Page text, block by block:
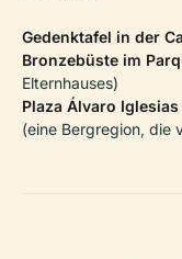
Gedenktafel in der
Bronzebüste im
Elternhauses)
Plaza Álvaro
(eine Bergregion, die